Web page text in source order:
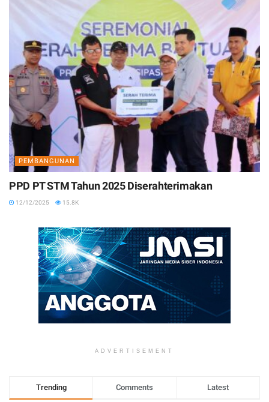
PEMBANGUNAN
PPD PT STM Tahun 2025 Diserahterimakan
12/12/2025 15.8K
ADVERTISEMENT
Trending Comments Latest